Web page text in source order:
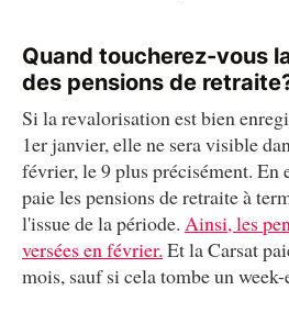
Quand toucherez-vous
des pensions de
Si la revalorisation est bien
1er janvier, elle ne sera visible
février, le 9 plus précisément. En
paie les pensions de retraite à
l'issue de la période. Ainsi, les
versées en février. Et la Carsat
mois, sauf si cela tombe un